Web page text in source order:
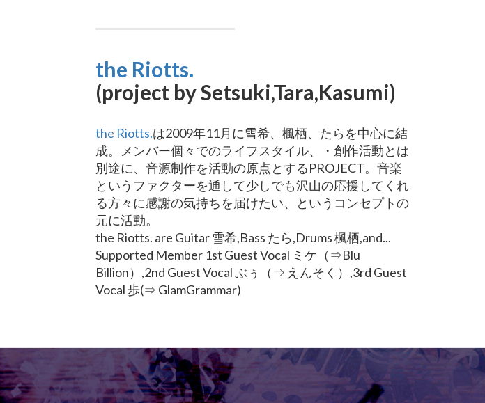
the Riotts.
(project by Setsuki,Tara,Kasumi)
the Riotts.は2009年11月に雪希、楓栖、たらを中心に結
成。メンバー個々でのライフスタイル、・創作活動とは
別途に、音源制作を活動の原点とするPROJECT。音楽
というファクターを通して少しでも沢山の応援してくれ
る方々に感謝の気持ちを届けたい、というコンセプトの
元に活動。
the Riotts. are Guitar 雪希,Bass たら,Drums 楓栖,and...
Supported Member 1st Guest Vocal ミケ（⇒Blu
Billion）,2nd Guest Vocal ぶぅ（⇒ えんそく）,3rd Guest
Vocal 歩(⇒ GlamGrammar)